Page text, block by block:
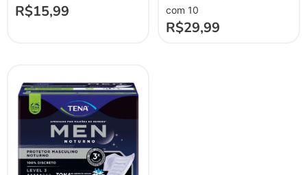
R$15,99
com 10
R$29,99